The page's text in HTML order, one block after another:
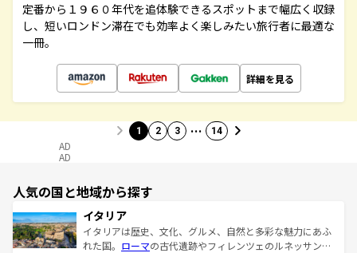
定番から１９６０年代を追体験できるスポットまで幅広く収録
し、短いロンドン滞在でも効率よく楽しみたい旅行者に最適な
一冊。
詳細を見る
1 2 3 … 14
AD
AD
人気の国と地域から探す
イタリア
イタリアは歴史、文化、グルメ、自然と多彩な魅力にあふ
れた国。 ローマの古代遺跡やフィレンツェのルネッサンス